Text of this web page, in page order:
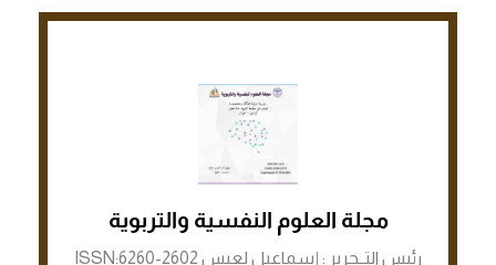
مجلة العلوم النفسية والتربوية
رئيس التــحرير : إسماعيل لعيس ISSN:6260-2602